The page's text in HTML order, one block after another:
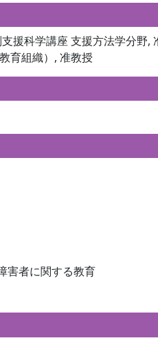
援科学講座 支援方法学分野,
育組織）, 准教授
害者に関する教育